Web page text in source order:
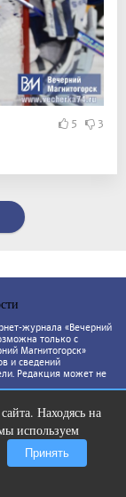
5 3
журнала «Вечерний
только с
Магнитогорск»
и сведений
Редакция может не
Находясь на
используем
Принять
от
вызов